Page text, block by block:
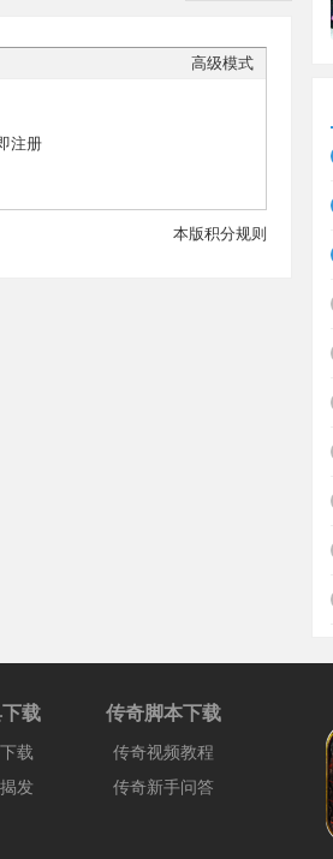
高级模式
注册
本版积分规则
载
载
发
传奇脚本下载
传奇视频教程
传奇新手问答